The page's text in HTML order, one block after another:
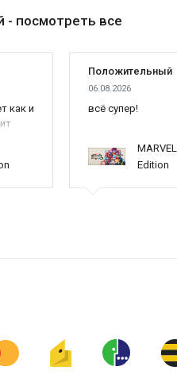
- посмотреть все
как и
Положительный
06.08.2026
всё супер!
Edition